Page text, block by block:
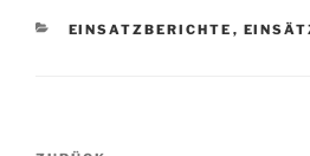
KATEGORIEN
EINSATZBERICHTE ,
Beitragsnavigation